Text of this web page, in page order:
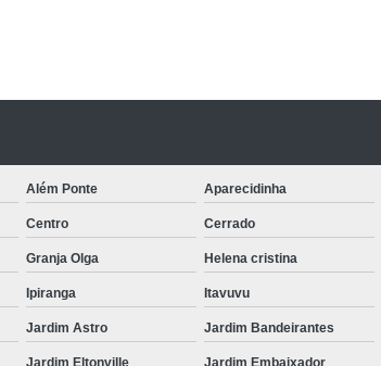
Além Ponte Aparecidinha
Centro Cerrado
Granja Olga Helena cristina
Ipiranga Itavuvu
Jardim Astro Jardim Bandeirantes
Jardim Eltonville Jardim Embaixador